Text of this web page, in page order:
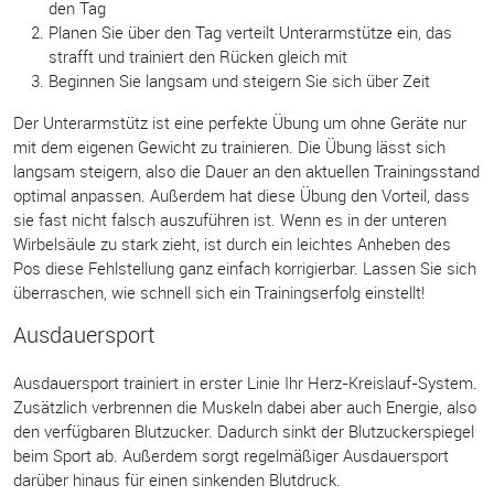
den Tag
Planen Sie über den Tag verteilt Unterarmstütze ein, das
strafft und trainiert den Rücken gleich mit
Beginnen Sie langsam und steigern Sie sich über Zeit
Der Unterarmstütz ist eine perfekte Übung um ohne Geräte nur
mit dem eigenen Gewicht zu trainieren. Die Übung lässt sich
langsam steigern, also die Dauer an den aktuellen Trainingsstand
optimal anpassen. Außerdem hat diese Übung den Vorteil, dass
sie fast nicht falsch auszuführen ist. Wenn es in der unteren
Wirbelsäule zu stark zieht, ist durch ein leichtes Anheben des
Pos diese Fehlstellung ganz einfach korrigierbar. Lassen Sie sich
überraschen, wie schnell sich ein Trainingserfolg einstellt!
Ausdauersport
Ausdauersport trainiert in erster Linie Ihr Herz-Kreislauf-System.
Zusätzlich verbrennen die Muskeln dabei aber auch Energie, also
den verfügbaren Blutzucker. Dadurch sinkt der Blutzuckerspiegel
beim Sport ab. Außerdem sorgt regelmäßiger Ausdauersport
darüber hinaus für einen sinkenden Blutdruck.